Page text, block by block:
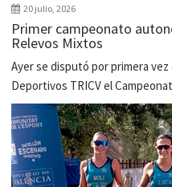
20 julio, 2026
Primer campeonato
Relevos Mixtos
Ayer se disputó por primera
Deportivos TRICV el